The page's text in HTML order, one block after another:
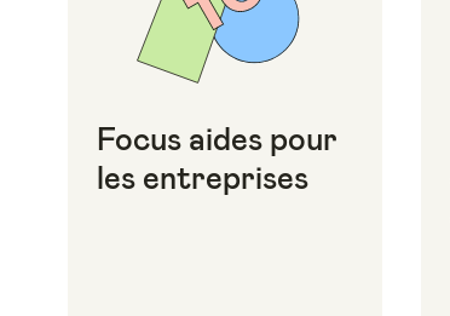
Focus aides pour
les entreprises